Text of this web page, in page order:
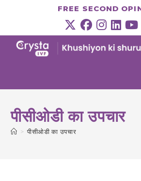
FREE SECOND
पीसीओडी का उपचार
> पीसीओडी का उपचार